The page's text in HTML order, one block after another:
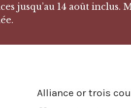
jusqu’au 14 août
Alliance or trois